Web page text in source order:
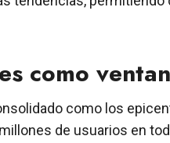
como
como los
de usuarios en